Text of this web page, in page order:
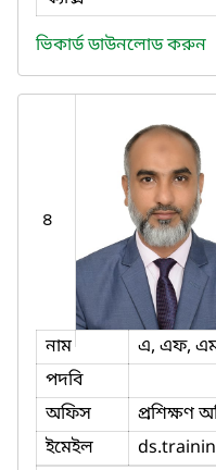
ভিকার্ড ডাউনলোড করুন
৪
নাম
এ, এফ,
পদবি
অফিস
প্রশিক্ষণ
ইমেইল